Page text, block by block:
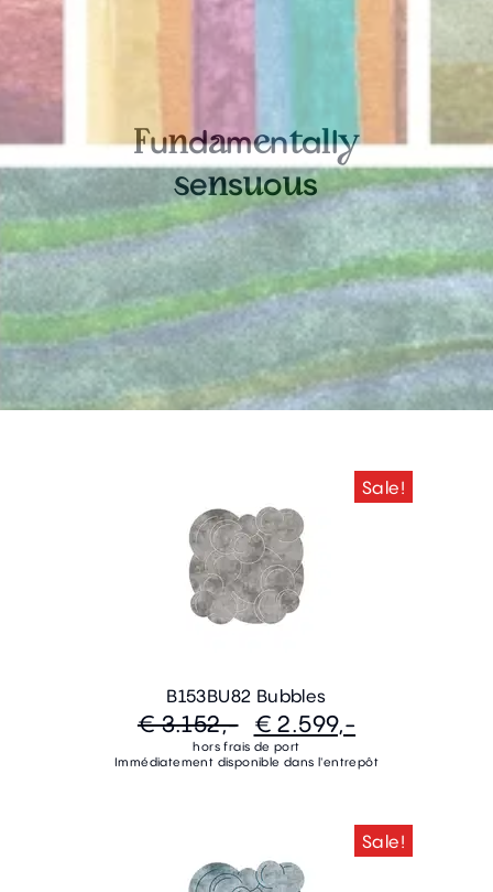
Fundamentally
sensuous
Sale!
B153BU82 Bubbles
€ 3.152,- € 2.599,-
hors frais de port
Immédiatement disponible dans l'entrepôt
Sale!